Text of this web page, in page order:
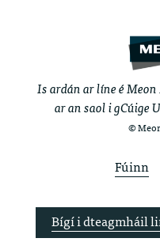
Is ardán ar líne é
ar an saol i gCúige
©
Fúinn
Bígí i dteagmháil